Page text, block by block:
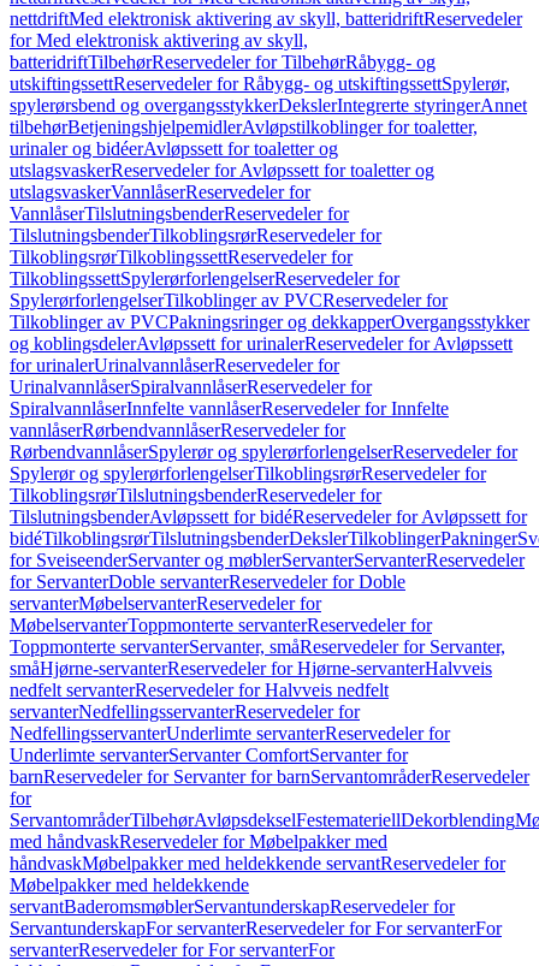
nettdriftMed elektronisk aktivering av skyll, batteridriftReservedeler
for Med elektronisk aktivering av skyll,
batteridriftTilbehørReservedeler for TilbehørRåbygg- og
utskiftingssettReservedeler for Råbygg- og utskiftingssettSpylerør,
spylerørsbend og overgangsstykkerDekslerIntegrerte styringerAnnet
tilbehørBetjeningshjelpemidlerAvløpstilkoblinger for toaletter,
urinaler og bidéerAvløpssett for toaletter og
utslagsvaskerReservedeler for Avløpssett for toaletter og
utslagsvaskerVannlåserReservedeler for
VannlåserTilslutningsbenderReservedeler for
TilslutningsbenderTilkoblingsrørReservedeler for
TilkoblingsrørTilkoblingssettReservedeler for
TilkoblingssettSpylerørforlengelserReservedeler for
SpylerørforlengelserTilkoblinger av PVCReservedeler for
Tilkoblinger av PVCPakningsringer og dekkapperOvergangsstykker
og koblingsdelerAvløpssett for urinalerReservedeler for Avløpssett
for urinalerUrinalvannlåserReservedeler for
UrinalvannlåserSpiralvannlåserReservedeler for
SpiralvannlåserInnfelte vannlåserReservedeler for Innfelte
vannlåserRørbendvannlåserReservedeler for
RørbendvannlåserSpylerør og spylerørforlengelserReservedeler for
Spylerør og spylerørforlengelserTilkoblingsrørReservedeler for
TilkoblingsrørTilslutningsbenderReservedeler for
TilslutningsbenderAvløpssett for bidéReservedeler for Avløpssett for
bidéTilkoblingsrørTilslutningsbenderDekslerTilkoblingerPakninger
for SveiseenderServanter og møblerServanterServanterReservedeler
for ServanterDoble servanterReservedeler for Doble
servanterMøbelservanterReservedeler for
MøbelservanterToppmonterte servanterReservedeler for
Toppmonterte servanterServanter, småReservedeler for Servanter,
småHjørne-servanterReservedeler for Hjørne-servanterHalvveis
nedfelt servanterReservedeler for Halvveis nedfelt
servanterNedfellingsservanterReservedeler for
NedfellingsservanterUnderlimte servanterReservedeler for
Underlimte servanterServanter ComfortServanter for
barnReservedeler for Servanter for barnServantområderReservedeler
for
ServantområderTilbehørAvløpsdekselFestemateriellDekorblending
med håndvaskReservedeler for Møbelpakker med
håndvaskMøbelpakker med heldekkende servantReservedeler for
Møbelpakker med heldekkende
servantBaderomsmøblerServantunderskapReservedeler for
ServantunderskapFor servanterReservedeler for For servanterFor
servanterReservedeler for For servanterFor